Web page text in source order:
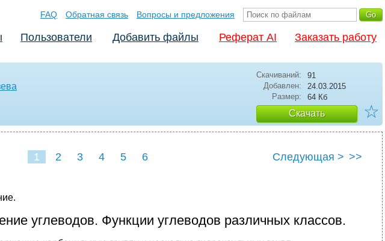
FAQ Обратная связь Вопросы и предложения
Пользователи Добавить файлы Реферат AI Заказать работу
Скачиваний:
91
Добавлен:
24.03.2015
Размер:
64 Кб
Скачать ☆
1 2 3 4 5 6 Следующая > >>
углеводов. Функции углеводов различных классов.